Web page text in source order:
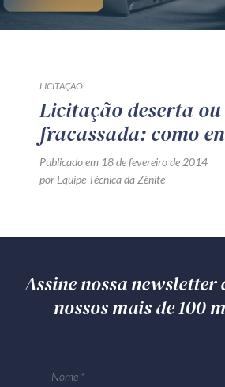
LICITAÇÃO
Licitação deserta ou
fracassada: como
Publicado em 18 de fevereiro de 2014
por Equipe Técnica da Zênite
Assine nossa newsletter
nossos mais de 100
Nome